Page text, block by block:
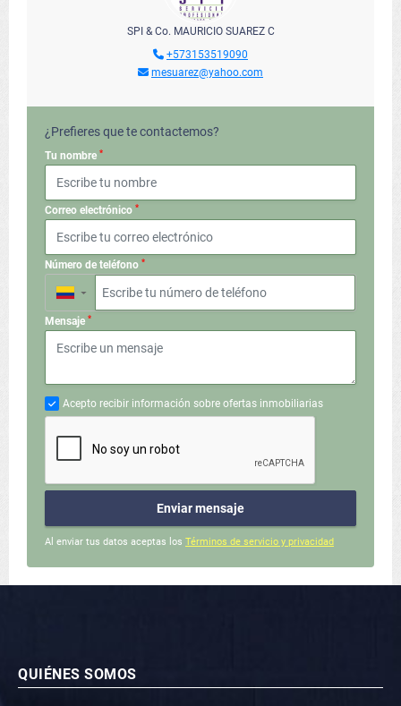
SPI & Co. MAURICIO SUAREZ C
+573153519090
mesuarez@yahoo.com
¿Prefieres que te contactemos?
Tu nombre *
Correo electrónico *
Número de teléfono *
▼
Mensaje *
Acepto recibir información sobre ofertas inmobiliarias
Enviar mensaje
Al enviar tus datos aceptas los Términos de servicio y privacidad
QUIÉNES SOMOS